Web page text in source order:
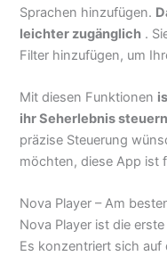
Sprachen hinzufügen.
leichter zugänglich .
Filter hinzufügen, um
Mit diesen Funktionen
ihr Seherlebnis
präzise Steuerung
möchten, diese App ist
Nova Player – Am
Nova Player ist die
Es konzentriert sich